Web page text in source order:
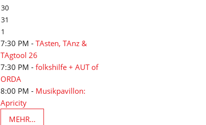
30
31
1
7:30 PM - TAsten, TAnz &
TAgtool 26
7:30 PM - folkshilfe + AUT of
ORDA
8:00 PM - Musikpavillon:
Apricity
MEHR...